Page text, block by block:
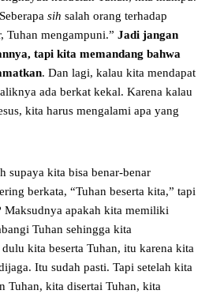
sih salah orang terhadap
Tuhan mengampuni.” Jadi jangan
tapi kita memandang bahwa
. Dan lagi, kalau kita mendapat
ada berkat kekal. Karena kalau
kita harus mengalami apa yang
supaya kita bisa benar-benar
berkata, “Tuhan beserta kita,” tapi
Maksudnya apakah kita memiliki
Tuhan sehingga kita
kita beserta Tuhan, itu karena kita
Itu sudah pasti. Tapi setelah kita
Tuhan, kita disertai Tuhan, kita